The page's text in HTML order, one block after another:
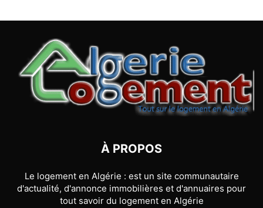
À PROPOS
Le logement en Algérie : est un site communautaire
d'actualité, d'annonce immobilières et d'annuaires pour
tout savoir du logement en Algérie